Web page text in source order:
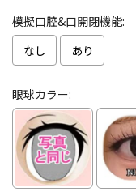
模擬口腔&口開閉機能:
なし
あり
眼球カラー: